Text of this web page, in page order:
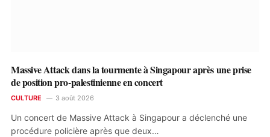
Massive Attack dans la tourmente à Singapour après une prise
de position pro-palestinienne en concert
CULTURE 3 août 2026
Un concert de Massive Attack à Singapour a déclenché une
procédure policière après que deux…